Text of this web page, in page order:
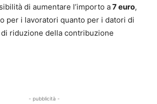
di aumentare l’importo a7 euro,
per i lavoratori quanto per i datori di
riduzione della contribuzione
- pubblicità -